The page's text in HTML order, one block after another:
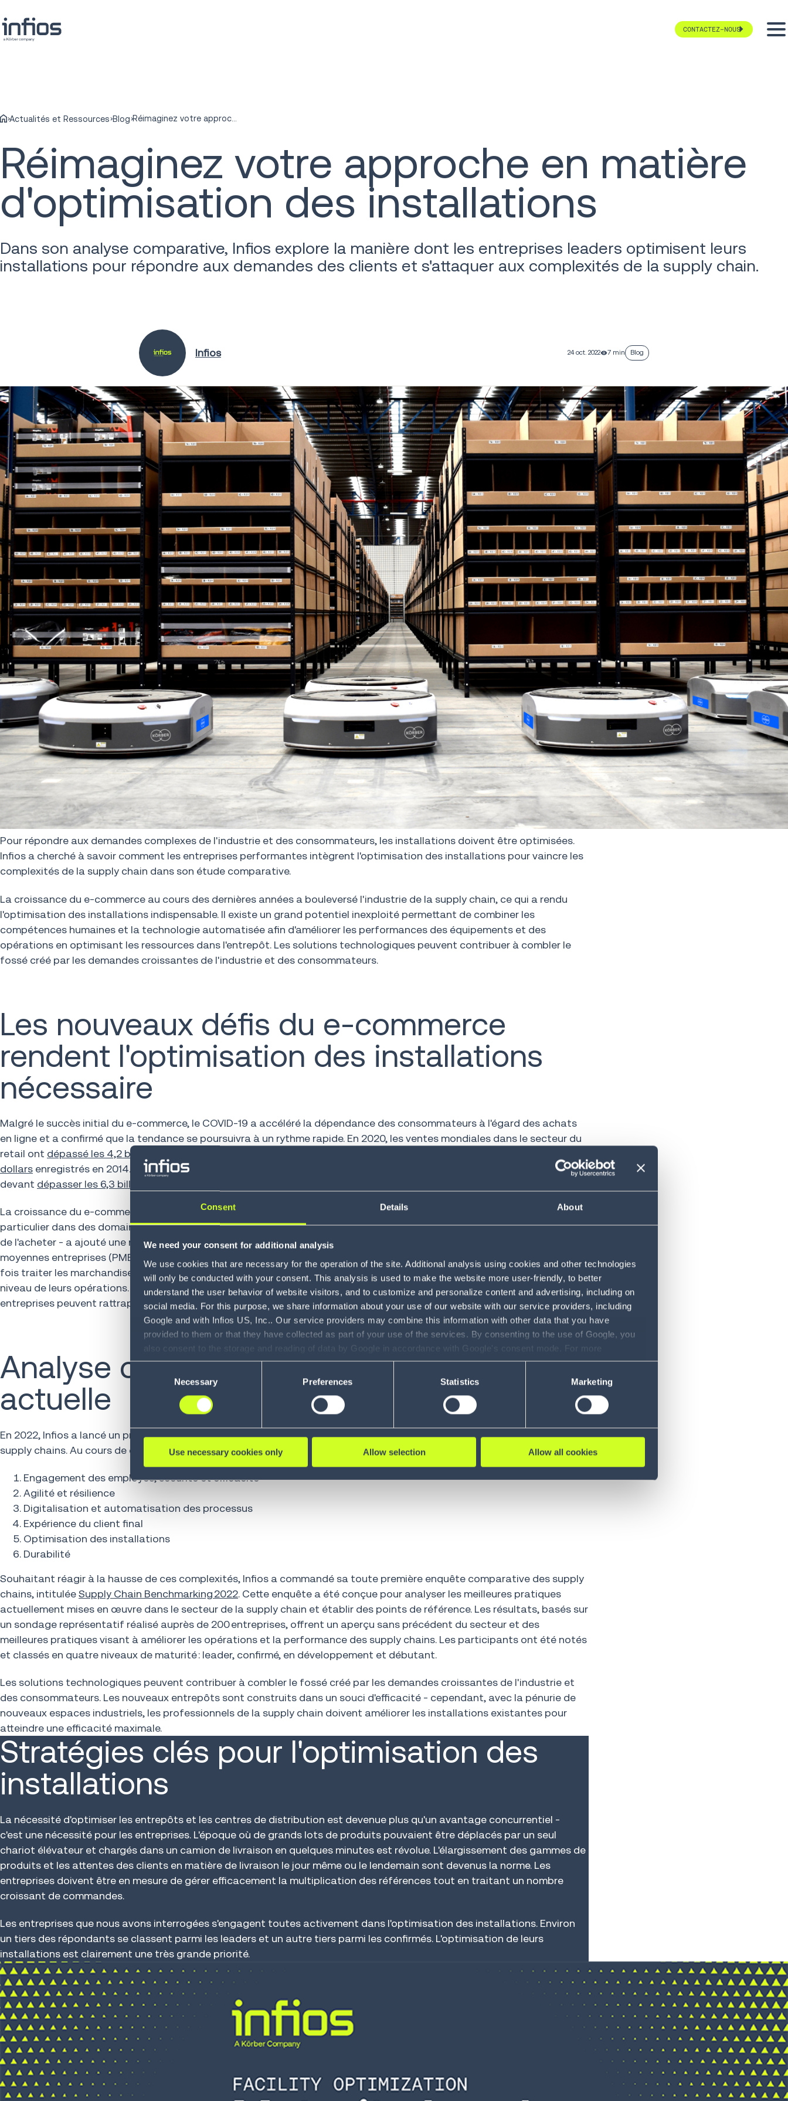
Consent Details About
We need your consent for additional analysis
We use cookies that are necessary for the operation of the site. Additional analysis using cookies and other technologies
will only be conducted with your consent. This analysis is used to make the website more user-friendly, to better
understand the user behavior of website visitors, and to customize and personalize content and advertising, including on
social media. For this purpose, we share information about your use of our website with our service providers, including
Google and with Infios US, Inc.. Our service providers may combine this information with other data that you have
provided to them or that they have collected as part of your use of the services. By consenting to the use of Google, you
also consent to the storage and reading of data by Google in accordance with Google's consent mode. For more
information, including the ability to revoke your consent and the service providers we use, please refer to our Privacy
see Privacy Policy
Consent
Necessary Preferences Statistics Marketing
Use necessary cookies only Allow selection Allow all cookies
CONTACTEZ-NOUS
Actualités et Ressources Blog Réimaginez votre approche en matière d'optimisation des installations
Réimaginez votre approche en matière
d'optimisation des installations
Dans son analyse comparative, Infios explore la manière dont les entreprises leaders optimisent leurs
installations pour répondre aux demandes des clients et s'attaquer aux complexités de la supply chain.
Infios 24 oct. 2022 7 min Blog
Pour répondre aux demandes complexes de l'industrie et des consommateurs, les installations doivent être optimisées.
Infios a cherché à savoir comment les entreprises performantes intègrent l'optimisation des installations pour vaincre les
complexités de la supply chain dans son étude comparative.
La croissance du e-commerce au cours des dernières années a bouleversé l'industrie de la supply chain, ce qui a rendu
l'optimisation des installations indispensable. Il existe un grand potentiel inexploité permettant de combiner les
compétences humaines et la technologie automatisée afin d'améliorer les performances des équipements et des
opérations en optimisant les ressources dans l'entrepôt. Les solutions technologiques peuvent contribuer à combler le
fossé créé par les demandes croissantes de l'industrie et des consommateurs.
Les nouveaux défis du e-commerce
rendent l'optimisation des installations
nécessaire
Malgré le succès initial du e-commerce, le COVID-19 a accéléré la dépendance des consommateurs à l'égard des achats
en ligne et a confirmé que la tendance se poursuivra à un rythme rapide. En 2020, les ventes mondiales dans le secteur du
retail ont dépassé les 4,2 billions de dollars
dollars enregistrés en 2014. L'augmentation des achats en ligne se poursuit d'année en année, les ventes en ligne
devant dépasser les 6,3 billions de dollars
La croissance du e-commerce a également eu un impact sur les retours de produits. Le taux croissant de retours - en
particulier dans des domaines tels que l'habillement, où les consommateurs ne peuvent pas essayer un vêtement avant
de l'acheter - a ajouté une nouvelle complexité. De nombreux entrepôts et centres de distribution sont des petites et
moyennes entreprises (PME) qui s'efforcent de rivaliser avec des concurrents plus importants. Pour ce faire, ils doivent à la
fois traiter les marchandises rapidement et maintenir un niveau de qualité élevé. Cela entraîne souvent des contraintes au
niveau de leurs opérations. En optimisant leurs installations grâce à de nouvelles solutions telles que le vocal et l'AMR, les
entreprises peuvent rattraper l'augmentation rapide de la demande due au e-commerce.
Analyse comparative de la supply chain
actuelle
En 2022, Infios a lancé un projet global de recherche visant à comprendre les facteurs sous-tendant la complexité des
supply chains. Au cours de ce projet, six domaines opérationnels ont pu être identifiés :
Engagement des employés, sécurité et efficacité
Agilité et résilience
Digitalisation et automatisation des processus
Expérience du client final
Optimisation des installations
Durabilité
Souhaitant réagir à la hausse de ces complexités, Infios a commandé sa toute première enquête comparative des supply
chains, intituléeSupply Chain Benchmarking 2022. Cette enquête a été conçue pour analyser les meilleures pratiques
actuellement mises en œuvre dans le secteur de la supply chain et établir des points de référence. Les résultats, basés sur
un sondage représentatif réalisé auprès de 200 entreprises, offrent un aperçu sans précédent du secteur et des
meilleures pratiques visant à améliorer les opérations et la performance des supply chains. Les participants ont été notés
et classés en quatre niveaux de maturité : leader, confirmé, en développement et débutant.
Les solutions technologiques peuvent contribuer à combler le fossé créé par les demandes croissantes de l'industrie et
des consommateurs. Les nouveaux entrepôts sont construits dans un souci d'efficacité - cependant, avec la pénurie de
nouveaux espaces industriels, les professionnels de la supply chain doivent améliorer les installations existantes pour
atteindre une efficacité maximale.
Stratégies clés pour l'optimisation des
installations
La nécessité d'optimiser les entrepôts et les centres de distribution est devenue plus qu'un avantage concurrentiel -
c'est une nécessité pour les entreprises. L'époque où de grands lots de produits pouvaient être déplacés par un seul
chariot élévateur et chargés dans un camion de livraison en quelques minutes est révolue. L'élargissement des gammes de
produits et les attentes des clients en matière de livraison le jour même ou le lendemain sont devenus la norme. Les
entreprises doivent être en mesure de gérer efficacement la multiplication des références tout en traitant un nombre
croissant de commandes.
Les entreprises que nous avons interrogées s'engagent toutes activement dans l'optimisation des installations. Environ
un tiers des répondants se classent parmi les leaders et un autre tiers parmi les confirmés. L'optimisation de leurs
installations est clairement une très grande priorité.